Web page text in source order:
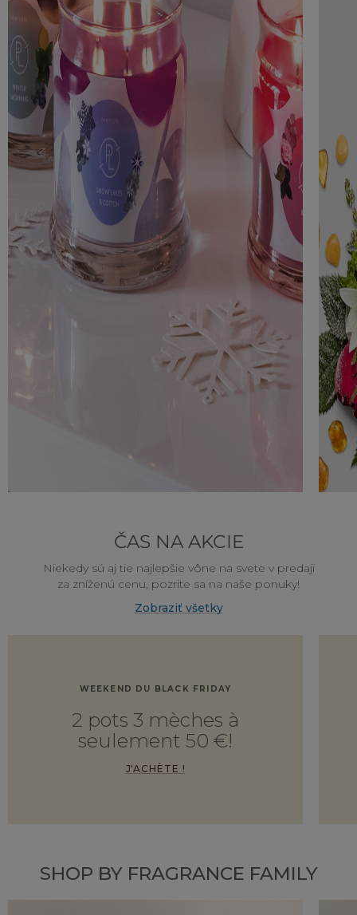
ČAS NA AKCIE
Niekedy sú aj tie najlepšie vône na svete v predaji
za zníženú cenu, pozrite sa na naše ponuky!
Zobraziť všetky
WEEKEND DU BLACK FRIDAY
2 pots 3 mèches à
seulement 50 €!
J'ACHÈTE !
SHOP BY FRAGRANCE FAMILY